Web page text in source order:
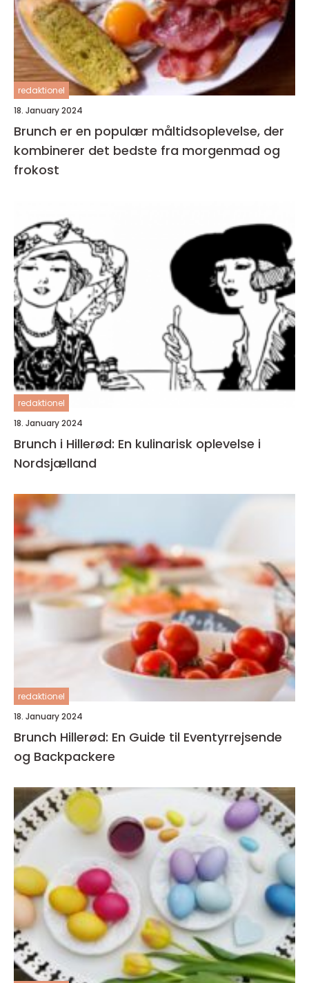
redaktionel
18. January 2024
Brunch er en populær måltidsoplevelse, der
kombinerer det bedste fra morgenmad og
frokost
redaktionel
18. January 2024
Brunch i Hillerød: En kulinarisk oplevelse i
Nordsjælland
redaktionel
18. January 2024
Brunch Hillerød: En Guide til Eventyrrejsende
og Backpackere